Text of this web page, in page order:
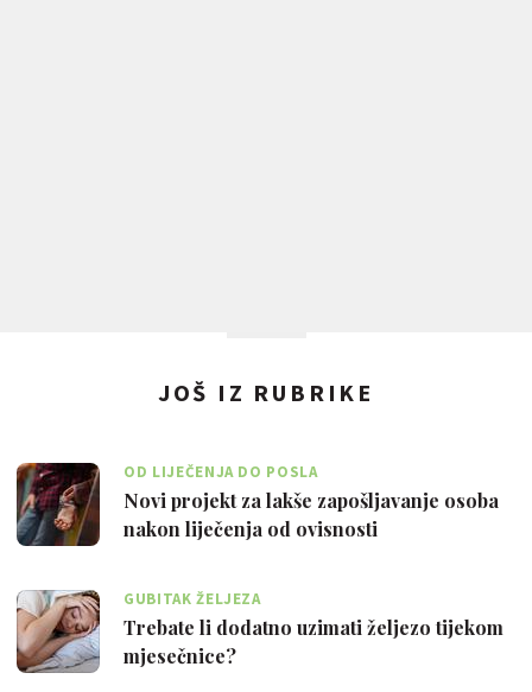
JOŠ IZ RUBRIKE
OD LIJEČENJA DO POSLA
Novi projekt za lakše zapošljavanje osoba
nakon liječenja od ovisnosti
GUBITAK ŽELJEZA
Trebate li dodatno uzimati željezo tijekom
mjesečnice?